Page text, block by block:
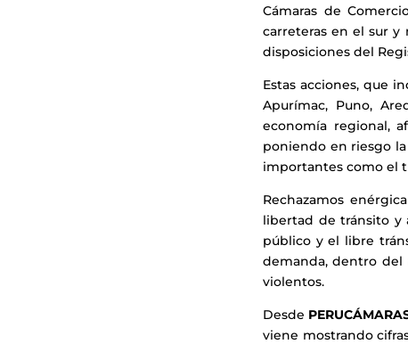
Cámaras de
carreteras en el sur y
disposiciones del
Estas acciones, que
Apurímac, Puno,
economía regional,
poniendo en riesgo
importantes como el
Rechazamos
libertad de tránsito y
público y el libre
demanda, dentro del
violentos.
Desde
viene mostrando